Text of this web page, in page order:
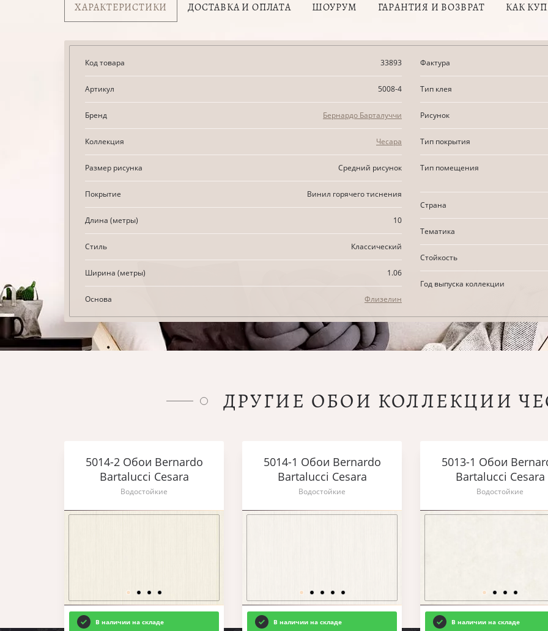
ХАРАКТЕРИСТИКИ ДОСТАВКА И ОПЛАТА ШОУРУМ ГАРАНТИЯ И ВОЗВРАТ КАК
Код товара 33893
Артикул 5008-4
Бренд Бернардо Барталуччи
Коллекция Чесара
Размер рисунка Средний рисунок
Покрытие Винил горячего тиснения
Длина (метры) 10
Стиль Классический
Ширина (метры) 1.06
Основа Флизелин
Фактура
Тип клея
Рисунок
Тип покрытия
Тип помещения
Страна
Тематика
Стойкость
Год выпуска коллекции
ДРУГИЕ ОБОИ КОЛЛЕКЦИИ
5014-2 Обои Bernardo
Bartalucci Cesara
Водостойкие
В наличии на складе
5014-1 Обои Bernardo
Bartalucci Cesara
Водостойкие
В наличии на складе
5013-1 Обои
Bartalucci Cesara
Водостойкие
В наличии на складе